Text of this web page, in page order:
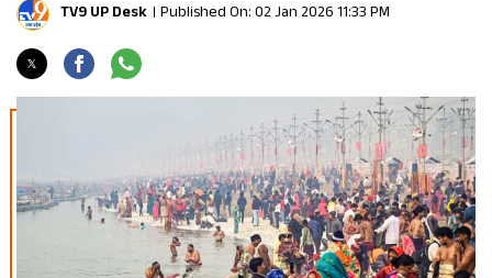
TV9 UP Desk Published On: 02 Jan 2026 11:33 PM